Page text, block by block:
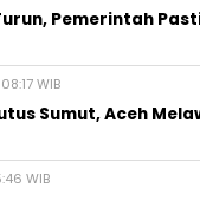
Pemerintah
WIB
Sumut, Aceh
WIB